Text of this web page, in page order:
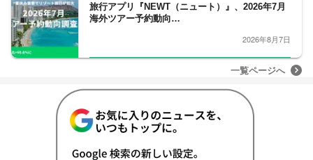
旅行アプリ『NEWT（ニュート）』、2026年7月
海外ツアー予約動向…
2026年8月7日
一覧ページへ